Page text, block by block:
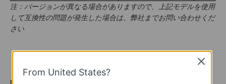
注：バージョンが異なる場合がありますので、上記モデルを使用
して互換性の問題が発生した場合は、弊社までお問い合わせくだ
さい
From United States?
Close